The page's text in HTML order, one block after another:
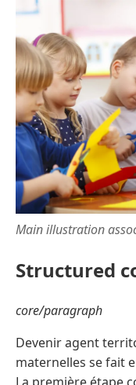
Main illustration
Structured
core/paragraph
Devenir agent
maternelles se fait